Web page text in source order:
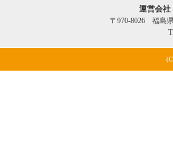
運営会
〒970-8026 福島